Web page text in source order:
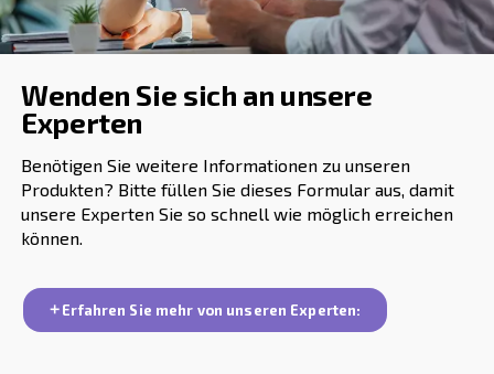
Sprechen Sie mit uns
Wie immer steht Ihnen unser Team zur Verfügung,
einer nachhaltigen Entscheidung zu unterstützen.
Sprechen Sie uns gerne an!